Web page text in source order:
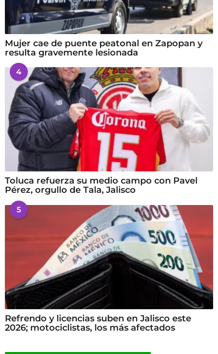
Mujer cae de puente peatonal en Zapopan y
resulta gravemente lesionada
4
Toluca refuerza su medio campo con Pavel
Pérez, orgullo de Tala, Jalisco
5
Refrendo y licencias suben en Jalisco este
2026; motociclistas, los más afectados